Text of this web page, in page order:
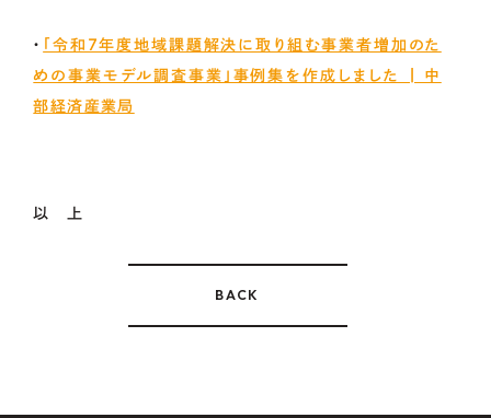
・ 「令和7年度地域課題解決に取り組む事業者増加のた
めの事業モデル調査事業」事例集を作成しました | 中
部経済産業局
以 上
BACK